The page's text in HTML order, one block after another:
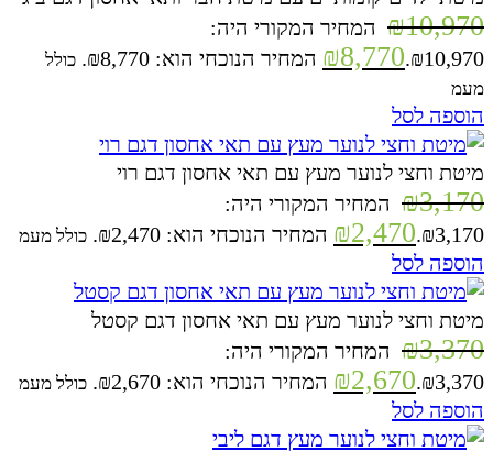
₪10,970
המחיר המקורי היה:
₪10,970.
₪8,770 המחיר הנוכחי הוא: ₪8,770.
כולל
מעמ
הוספה לסל
מיטת וחצי לנוער מעץ עם תאי אחסון דגם רוי
₪3,170
המחיר המקורי היה:
₪3,170.
₪2,470 המחיר הנוכחי הוא: ₪2,470. כולל מעמ
הוספה לסל
מיטת וחצי לנוער מעץ עם תאי אחסון דגם קסטל
₪3,370
המחיר המקורי היה:
₪3,370.
₪2,670 המחיר הנוכחי הוא: ₪2,670. כולל מעמ
הוספה לסל